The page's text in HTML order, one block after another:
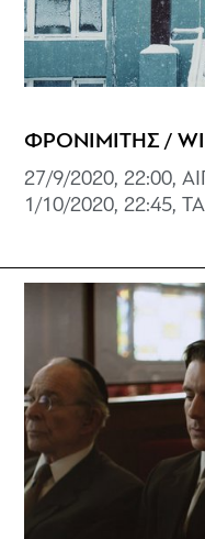
ΦΡΟΝΙΜΙΤΗΣ /
27/9/2020, 22:00,
1/10/2020, 22:45,